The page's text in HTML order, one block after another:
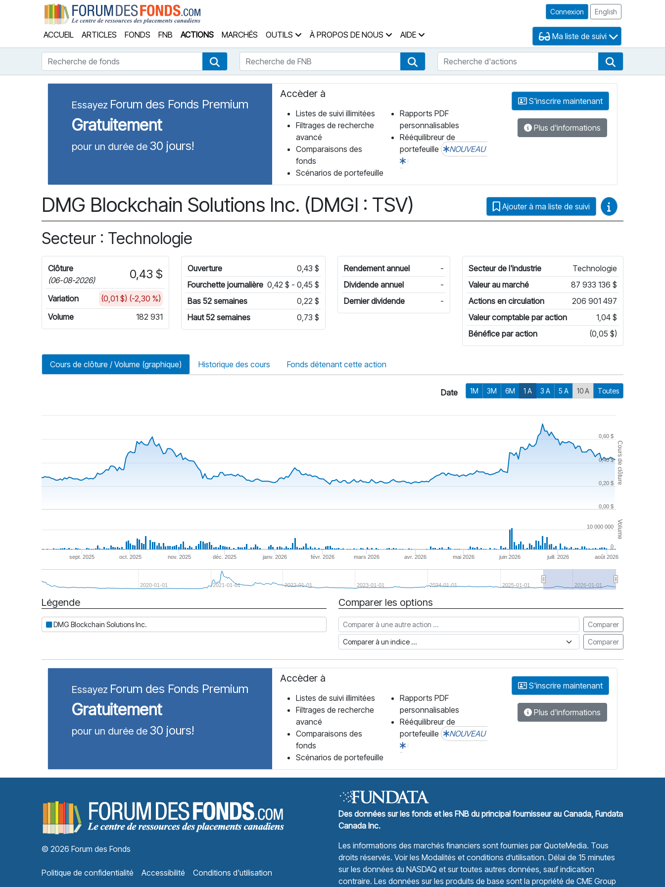
Connexion English
ACCUEIL ARTICLES FONDS FNB ACTIONS MARCHÉS OUTILS À PROPOS DE NOUS AIDE Ma liste de suivi
Recherche de fonds Recherche de fonds
Recherche de FNB Recherche de FNB
Recherche d'actions
Essayez Forum des Fonds Premium
Gratuitement
pour un durée de 30 jours!
Accèder à
Listes de suivi illimitées
Filtrages de recherche
avancé
Comparaisons des
fonds
Scénarios de portefeuille
Rapports PDF
personnalisables
Rééquilibreur de
portefeuille
NOUVEAU
S'inscrire maintenant
Plus d'informations
DMG Blockchain Solutions Inc. (DMGI : TSV) Ajouter à ma liste de suivi Guides vidéo
Secteur : Technologie
Clôture
(06-08-2026)
0,43 $
Variation
(0,01 $) (-2,30 %)
Volume
182 931
Ouverture
0,43 $
Fourchette journalière 0,42 $ - 0,45 $
Bas 52 semaines
0,22 $
Haut 52 semaines
0,73 $
Rendement annuel
-
Dividende annuel
-
Dernier dividende
-
Secteur de l'industrie
Technologie
Valeur au marché
87 933 136 $
Actions en circulation
206 901 497
Valeur comptable par action
1,04 $
Bénéfice par action
(0,05 $)
Cours de clôture / Volume (graphique) Historique des cours Fonds détenant cette action
Date 1M 3M 6M 1 A 3 A 5 A 10 A Toutes
Cours de clôture
Volume
janv. 2026 juill. 2026
sept. 2025 oct. 2025 nov. 2025 déc. 2025 févr. 2026 mars 2026 avr. 2026 mai 2026 juin 2026 août 2026
2020-01-01 2021-01-01 2022-01-01 2023-01-01 2024-01-01 2025-01-01 2026-01-01
0,00 $
0,20 $
0,40 $
0,60 $
0
10 000 000
Date
Légende
DMG Blockchain Solutions Inc.
Comparer les options
Comparer à une autre action Comparer
Comparer à un indice Comparer
Essayez Forum des Fonds Premium
Gratuitement
pour un durée de 30 jours!
Accèder à
Listes de suivi illimitées
Filtrages de recherche
avancé
Comparaisons des
fonds
Scénarios de portefeuille
Rapports PDF
personnalisables
Rééquilibreur de
portefeuille
NOUVEAU
S'inscrire maintenant
Plus d'informations
Forum des Fonds Accueil
© 2026 Forum des Fonds
Politique de confidentialité Accessibilité Conditions d'utilisation
Des données sur les fonds et les FNB du principal fournisseur au Canada, Fundata
Canada Inc.
Les informations des marchés financiers sont fournies parQuoteMedia. Tous
droits réservés. Voir les Modalités et conditions d’utilisation. Délai de 15 minutes
sur les données du NASDAQ et sur toutes autres données, sauf indication
contraire. Les données sur les produits de base sont la propriété de CME Group